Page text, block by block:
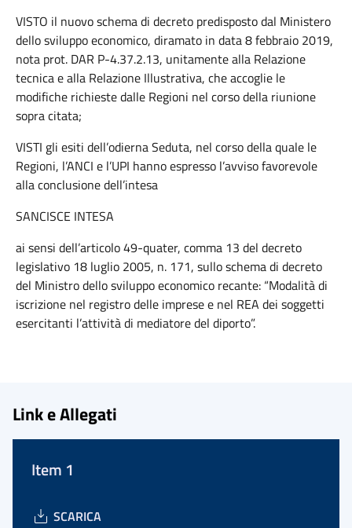
VISTO il nuovo schema di decreto predisposto dal Ministero
dello sviluppo economico, diramato in data 8 febbraio 2019,
nota prot. DAR P-4.37.2.13, unitamente alla Relazione
tecnica e alla Relazione Illustrativa, che accoglie le
modifiche richieste dalle Regioni nel corso della riunione
sopra citata;
VISTI gli esiti dell’odierna Seduta, nel corso della quale le
Regioni, l’ANCI e l’UPI hanno espresso l’avviso favorevole
alla conclusione dell’intesa
SANCISCE INTESA
ai sensi dell’articolo 49-quater, comma 13 del decreto
legislativo 18 luglio 2005, n. 171, sullo schema di decreto
del Ministro dello sviluppo economico recante: “Modalità di
iscrizione nel registro delle imprese e nel REA dei soggetti
esercitanti l’attività di mediatore del diporto”.
Link e Allegati
Item 1
SCARICA